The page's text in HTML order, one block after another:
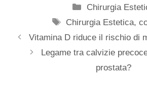
Categorie
Chirurgia
Tag
Chirurgia Estetica,
Vitamina D riduce il rischio di
Legame tra calvizie
prostata?